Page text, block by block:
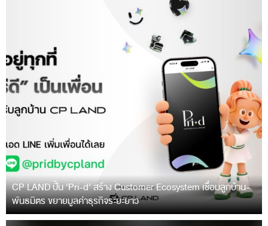
CP LAND ปั้น ‘Pri-d’ สร้าง Customer Ecosystem เชื่อมลูกบ้าน-
พันธมิตร ขยายมูลค่าธุรกิจระยะยาว